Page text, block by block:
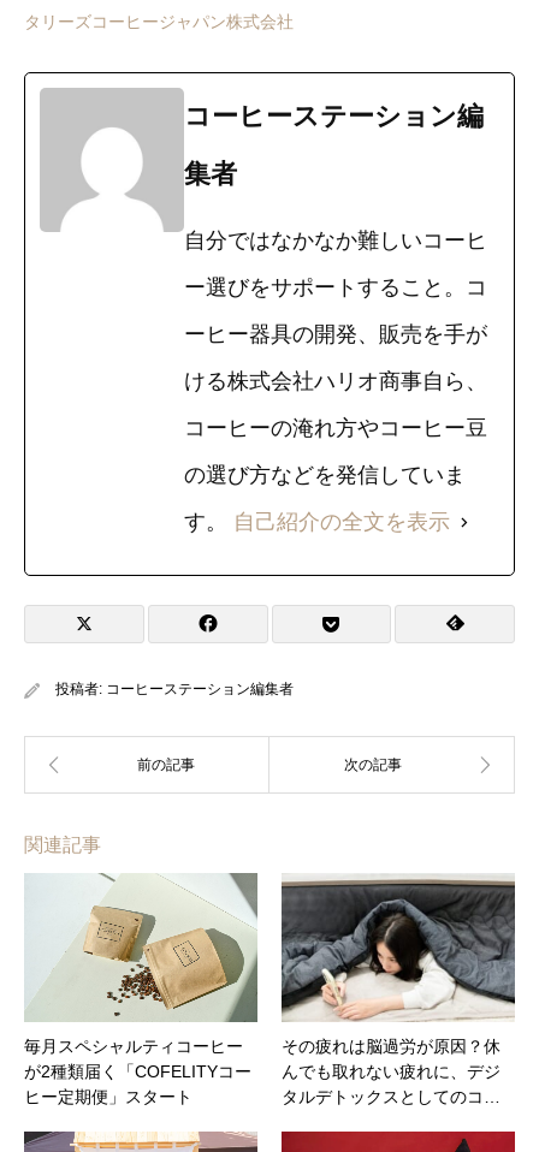
タリーズコーヒージャパン株式会社
コーヒーステーション編
集者
自分ではなかなか難しいコーヒ
ー選びをサポートすること。コ
ーヒー器具の開発、販売を手が
ける株式会社ハリオ商事自ら、
コーヒーの淹れ方やコーヒー豆
の選び方などを発信していま
す。 自己紹介の全文を表示
投稿者: コーヒーステーション編集者
関連記事
毎月スペシャルティコーヒー
が2種類届く「COFELITYコー
ヒー定期便」スタート
その疲れは脳過労が原因？休
んでも取れない疲れに、デジ
タルデトックスとしてのコ…